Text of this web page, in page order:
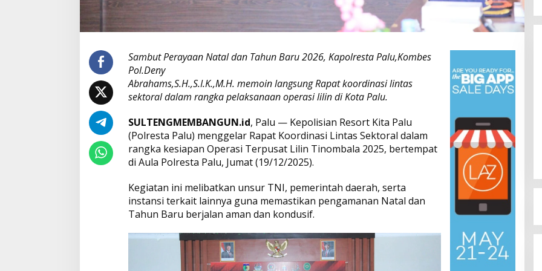
b
a
2
0
2
Sambut Perayaan Natal dan Tahun Baru 2026, Kapolresta Palu,Kombes
Pol.Deny
Abrahams,S.H.,S.I.K.,M.H. memoin langsung Rapat koordinasi lintas
sektoral dalam rangka pelaksanaan operasi lilin di Kota Palu.
SULTENGMEMBANGUN.id, Palu — Kepolisian Resort Kita Palu
(Polresta Palu) menggelar Rapat Koordinasi Lintas Sektoral dalam
rangka kesiapan Operasi Terpusat Lilin Tinombala 2025, bertempat
di Aula Polresta Palu, Jumat (19/12/2025).
Kegiatan ini melibatkan unsur TNI, pemerintah daerah, serta
instansi terkait lainnya guna memastikan pengamanan Natal dan
Tahun Baru berjalan aman dan kondusif.
Dinamika Memanas, Enam
Pengurus Inti DPW NasDem
Sulteng Ajukan Mundur, Sekretaris:
Baru Empat yang Tegas
Di Berita, Politik, Sulteng, Viral | Agustus 3, 2026